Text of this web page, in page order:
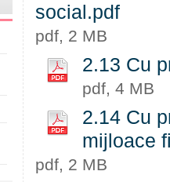
social.pdf
pdf, 2 MB
2.13 Cu
pdf, 4 MB
2.14 Cu
mijloace
pdf, 2 MB